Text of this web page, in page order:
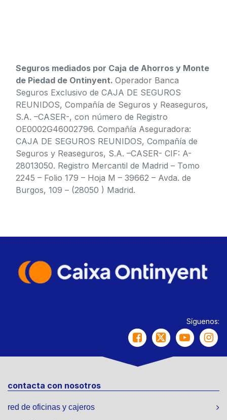
Seguros mediados por Caja de Ahorros y Monte
de Piedad de Ontinyent. Operador Banca
Seguros Exclusivo de CAJA DE SEGUROS
REUNIDOS, Compañía de Seguros y Reaseguros,
S.A. –CASER-, con número de Registro
OE0002G46002796. Compañía Aseguradora:
CAJA DE SEGUROS REUNIDOS, Compañía de
Seguros y Reaseguros, S.A. –CASER- CIF: A-
28013050. Registro Mercantil de Madrid – Tomo
2245 – Folio 179 – Hoja M – 39662 – Avda. de
Burgos, 109 – (28050 ) Madrid.
Síguenos:
contacta con nosotros
red de oficinas y cajeros